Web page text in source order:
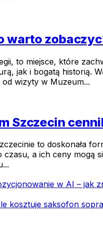
warto
to miejsce, które
jak i bogatą historią.
wizyty w Muzeum...
Szczecin
to doskonała
czasu, a ich ceny mogą
w AI – jak
kosztuje saksofon